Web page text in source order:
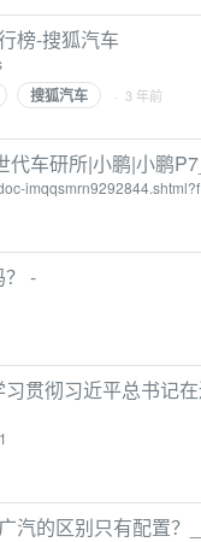
榜-搜狐汽车
搜狐汽车 · 3 年前
车研所|小鹏|小鹏
？ -
贯彻习近平总书记
汽的区别只有配置？